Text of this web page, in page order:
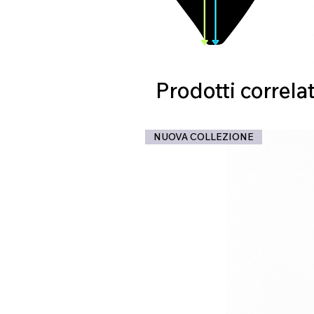
Prodotti
NUOVA COLLEZIONE